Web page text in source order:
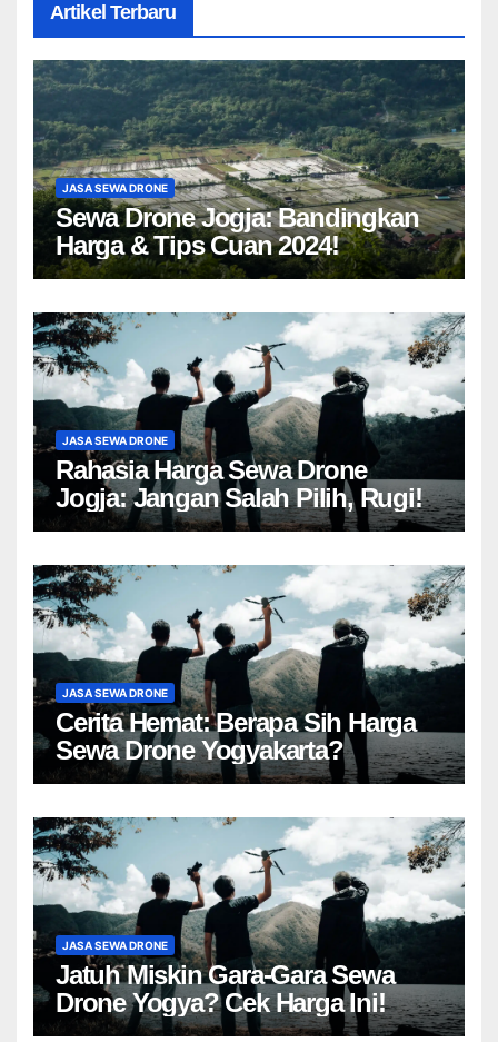
Artikel Terbaru
JASA SEWA DRONE
Sewa Drone Jogja: Bandingkan
Harga & Tips Cuan 2024!
JASA SEWA DRONE
Rahasia Harga Sewa Drone
Jogja: Jangan Salah Pilih, Rugi!
JASA SEWA DRONE
Cerita Hemat: Berapa Sih Harga
Sewa Drone Yogyakarta?
JASA SEWA DRONE
Jatuh Miskin Gara-Gara Sewa
Drone Yogya? Cek Harga Ini!